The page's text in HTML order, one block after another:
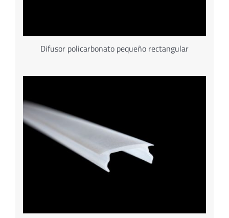
Difusor policarbonato pequeño rectangular